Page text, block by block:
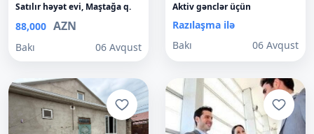
Satılır həyət evi, Maştağa q.
88,000 AZN
Bakı 06 Avqust
Aktiv gənclər üçün
Razılaşma ilə
Bakı
06 Avqust